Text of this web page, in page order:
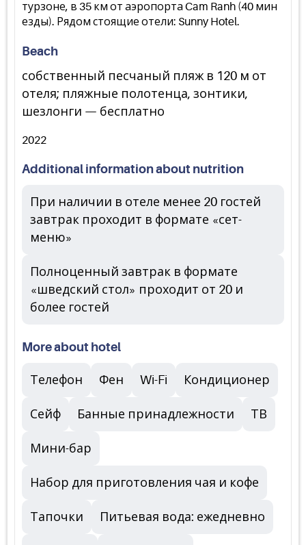
турзоне, в 35 км от аэропорта Cam Ranh (40 мин
езды). Рядом стоящие отели: Sunny Hotel.
Beach
собственный песчаный пляж в 120 м от
отеля; пляжные полотенца, зонтики,
шезлонги — бесплатно
2022
Additional information about nutrition
При наличии в отеле менее 20 гостей
завтрак проходит в формате «сет-
меню»
Полноценный завтрак в формате
«шведский стол» проходит от 20 и
более гостей
More about hotel
Телефон Фен Wi-Fi Кондиционер
Сейф Банные принадлежности ТВ
Мини-бар
Набор для приготовления чая и кофе
Тапочки Питьевая вода: ежедневно